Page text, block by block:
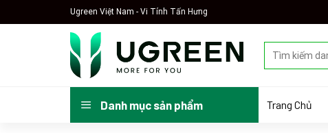
to
Ugreen Việt Nam - Vi Tính Tấn Hưng
kiếm:
Danh mục sản phẩm Trang Chủ